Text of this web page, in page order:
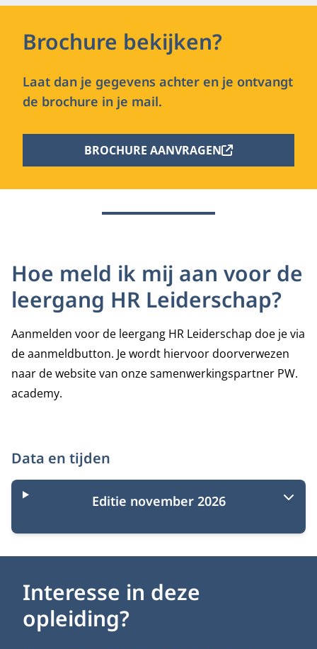
Brochure bekijken?
Laat dan je gegevens achter en je ontvangt
de brochure in je mail.
BROCHURE AANVRAGEN
Hoe meld ik mij aan voor de
leergang HR Leiderschap?
Aanmelden voor de leergang HR Leiderschap doe je via
de aanmeldbutton. Je wordt hiervoor doorverwezen
naar de website van onze samenwerkingspartner PW.
academy.
Data en tijden
Editie november 2026
Interesse in deze
opleiding?